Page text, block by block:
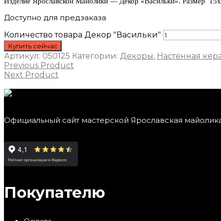
Доступно для предзаказа
Количество товара Декор "Васильки"
Купить сейчас
Артикул: 050125 Категории: Декоры, Настенная
Previous Product
Next Product
Официальный сайт мастерской Ярославская
Покупателю